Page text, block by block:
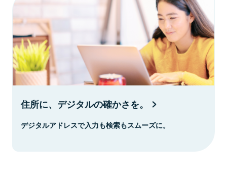
住所に、デジタルの確かさを。
デジタルアドレスで入力も検索もスムーズに。